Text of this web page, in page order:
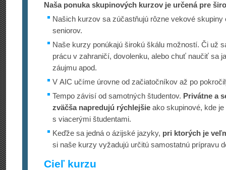
Naša ponuka skupinových kurzov je určená pre
Našich kurzov sa zúčastňujú rôzne vekové skupiny
seniorov.
Naše kurzy ponúkajú širokú škálu možností. Či už
prácu v zahraničí, dovolenku, alebo chuť naučiť sa
záujmu apod.
V AIC učíme úrovne od začiatočníkov až po
Tempo závisí od samotných študentov. Privátne a
zväčša napredujú rýchlejšie ako skupinové, kde
s viacerými študentami.
Keďže sa jedná o ázijské jazyky, pri ktorých je
si naše kurzy vyžadujú určitú samostatnú prípravu
Cieľ kurzu